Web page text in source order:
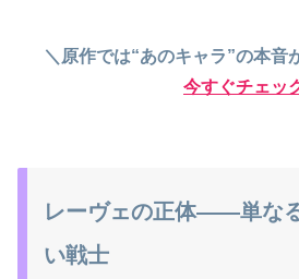
＼原作では“あのキャラ”の本
今すぐチェッ
レーヴェの正体――単な
い戦士